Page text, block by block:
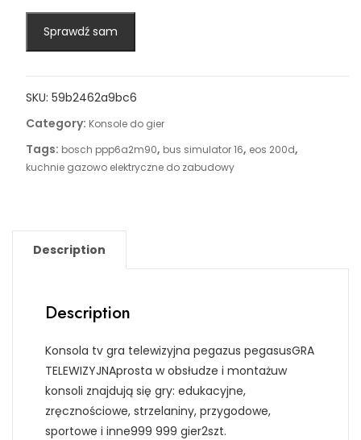
Sprawdź sam
SKU: 59b2462a9bc6
Category: Konsole do gier
Tags: bosch ppp6a2m90, bus simulator 16, eos 200d,
kuchnie gazowo elektryczne do zabudowy
Description
Description
Konsola tv gra telewizyjna pegazus pegasusGRA
TELEWIZYJNAprosta w obsłudze i montażuw
konsoli znajdują się gry: edukacyjne,
zręcznościowe, strzelaniny, przygodowe,
sportowe i inne999 999 gier2szt.